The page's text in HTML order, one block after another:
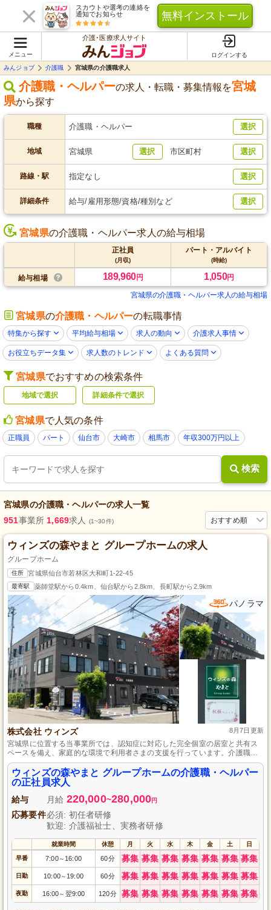
スカウトや選考の連絡を
通知でお知らせ
無料インストール
メニュー
介護･医療求人サイト
ログインする
みんジョブ
介護職 宮城県の介護職求人
介護職・ヘルパーの求人・転職・募集情報を宮城
県から探す
職種 介護職・ヘルパー 選択
地域 宮城県 選択 市区町村 選択
路線・駅 指定なし 選択
詳細条件 給与/雇用形態/資格/種別など 選択
宮城県の介護職・ヘルパー求人の給与相場
正社員
(月収)
パート・アルバイト
(時給)
給与相場 189,960円 1,050円
宮城県の介護職・ヘルパー求人の給与相場
宮城県の介護職・ヘルパーの転職事情
特集から探す 平均給与相場 求人の動向 介護求人事情
お役立ちデータ集 求人数のトレンド よくある質問
宮城県でおすすめの検索条件
地域で選択 詳細条件で選択
宮城県で人気の条件
正職員 パート 仙台市 大崎市 相馬市 年収300万円以上
検索
宮城県の介護職・ヘルパーの求人一覧
おすすめ順
951事業所 1,669求人 (1~30件)
ウィンズの森やまと グループホームの求人
グループホーム
住所 宮城県仙台市若林区大和町1-22-45
最寄駅 薬師堂駅から0.4km、仙台駅から2.8km、長町駅から2.9km
パノラマ
株式会社 ウィンズ 8月7日更新
宮城県に位置する当事業所では、認知症に対応した完全個室の居室と共有ス
ペースを備え、家庭的な環境で利用者さまの支援を行っています。介護職・
ヘルパーとして、利用者さまの身体介助や生活支援、レクリエーション補助
を通じて、認知症症状の緩和や回復を支援し、信頼関係を築くやりがいのあ
る仕事です。普通自動車免許と介護職員初任者研修をお持ちなら、実務未経
験でも歓迎し、充実した研修プログラムでスキルアップが可能です。
ウィンズの森やまと グループホームの介護職・ヘルパー
の正社員求人
給与 月給 220,000~280,000円
応募要件必須: 初任者研修
歓迎: 介護福祉士、実務者研修
就業時間 休憩 月 火 水 木 金 土 日
早番 7:00～ 16:00 60分 募集 募集 募集 募集 募集 募集 募集
日勤 10:00～ 19:00 60分 募集 募集 募集 募集 募集 募集 募集
夜勤 16:00～ 翌9:00 120分 募集 募集 募集 募集 募集 募集 募集